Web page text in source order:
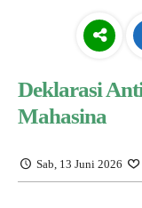
Deklarasi
Mahasina
Sab, 13 Juni 2026